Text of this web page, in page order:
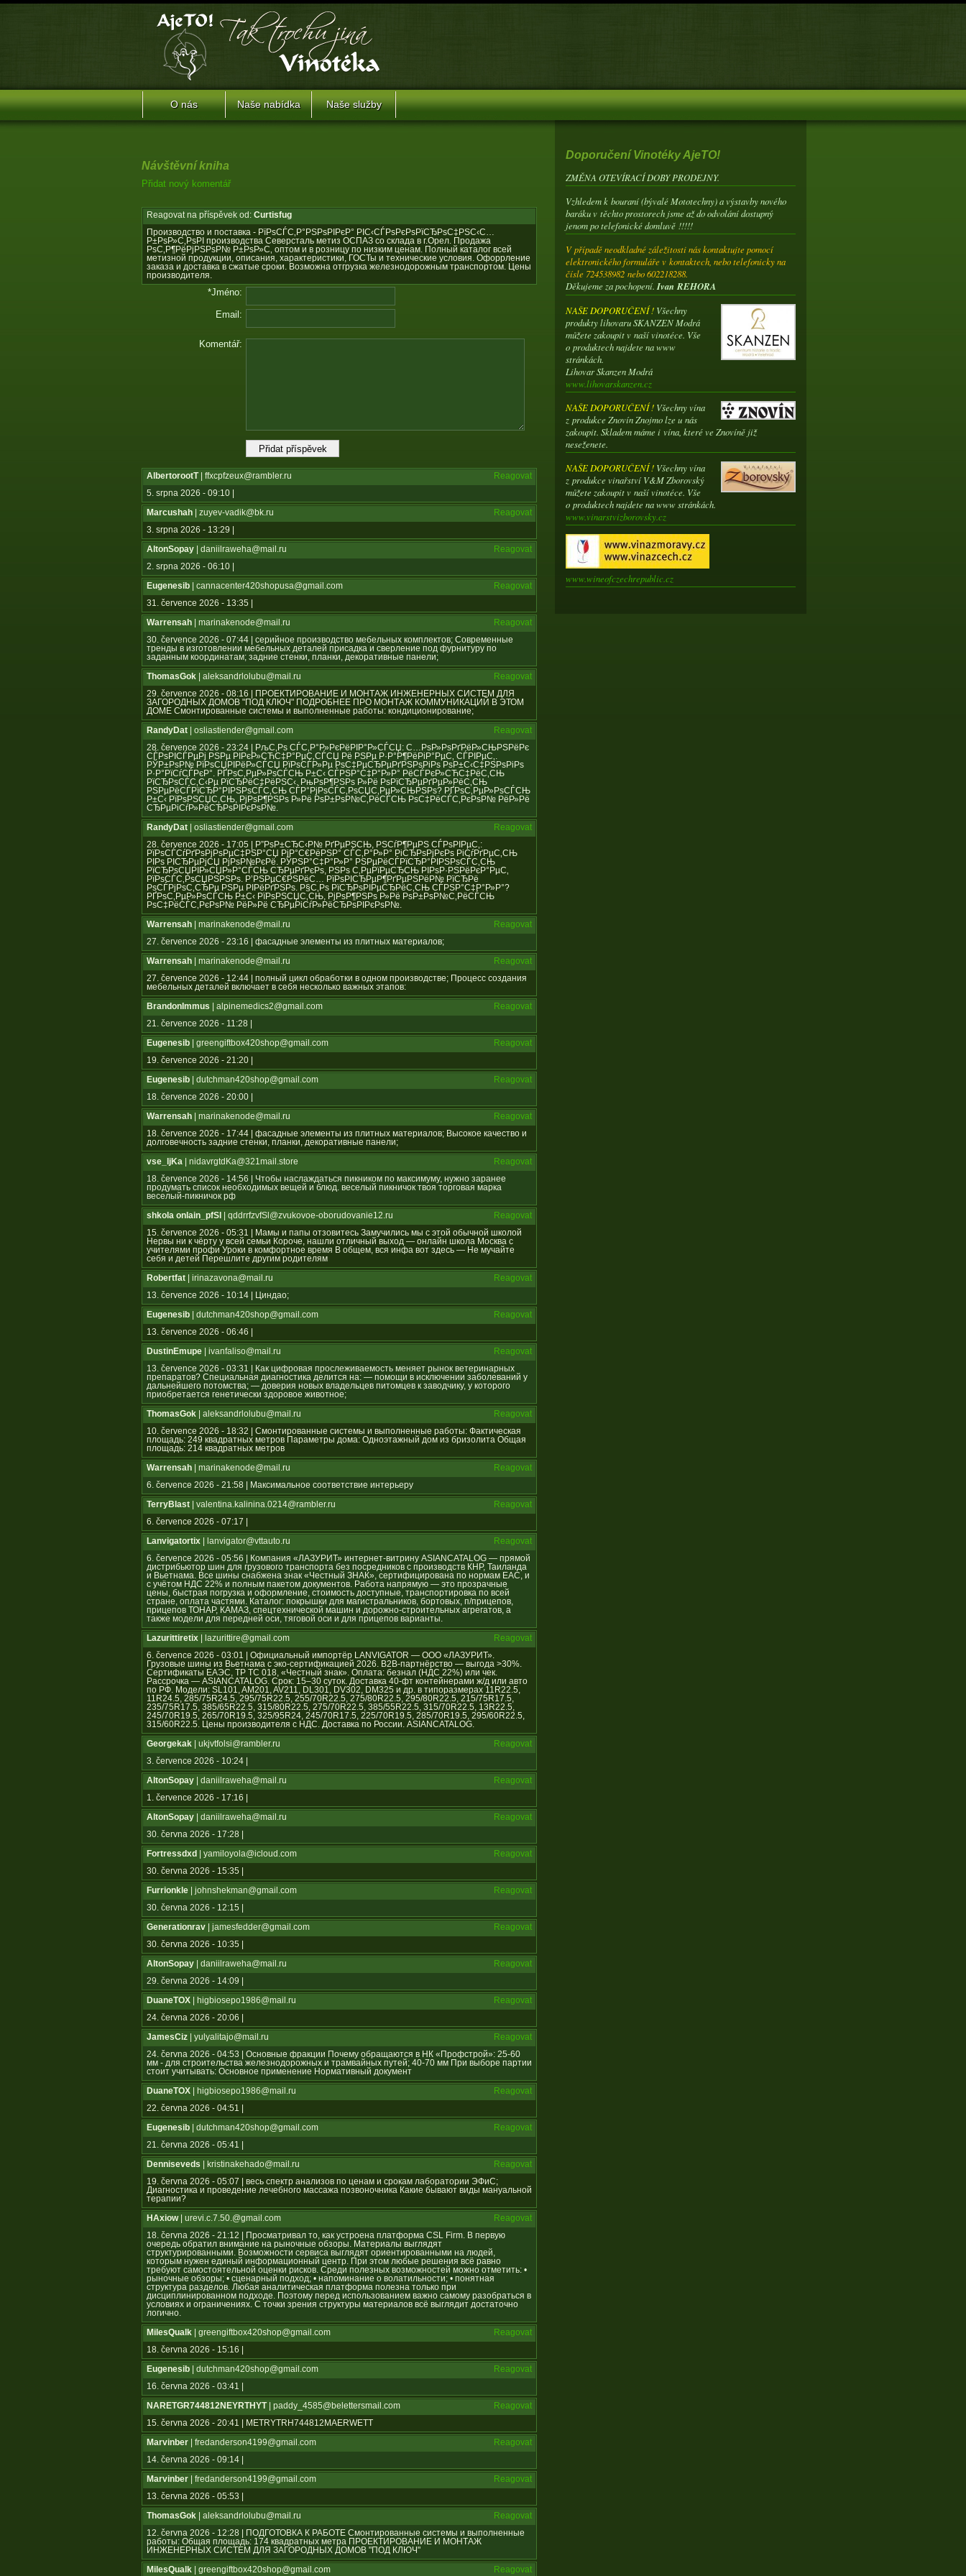
O nás Naše nabídka Naše služby
Návštěvní kniha
Přidat nový komentář
Reagovat na příspěvek od: Curtisfug
Производство и поставка - РїРѕСЃС‚Р°РЅРѕРІРєР° РІС‹СЃРѕРєРѕРїСЂРѕС‡РЅС‹С…
Р±РѕР»С‚РѕРІ производства Северсталь метиз ОСПАЗ со склада в г.Орел. Продажа
РѕС‚Р¶РёРјРЅРѕР№ Р±РѕР»С‚ оптом и в розницу по низким ценам. Полный каталог всей
метизной продукции, описания, характеристики, ГОСТы и технические условия. Офоррление
заказа и доставка в сжатые сроки. Возможна отгрузка железнодорожным транспортом. Цены
производителя.
*Jméno:
Email:
Komentář:
AlbertorootT| ffxcpfzeux@rambler.ru
Reagovat
5. srpna 2026 - 09:10 |
Marcushah | zuyev-vadik@bk.ru
Reagovat
3. srpna 2026 - 13:29 |
AltonSopay | daniilraweha@mail.ru
Reagovat
2. srpna 2026 - 06:10 |
Eugenesib | cannacenter420shopusa@gmail.com
Reagovat
31. července 2026 - 13:35 |
Warrensah | marinakenode@mail.ru
Reagovat
30. července 2026 - 07:44 | серийное производство мебельных комплектов; Современные
тренды в изготовлении мебельных деталей присадка и сверление под фурнитуру по
заданным координатам; задние стенки, планки, декоративные панели;
ThomasGok | aleksandrlolubu@mail.ru
Reagovat
29. července 2026 - 08:16 | ПРОЕКТИРОВАНИЕ И МОНТАЖ ИНЖЕНЕРНЫХ СИСТЕМ ДЛЯ
ЗАГОРОДНЫХ ДОМОВ "ПОД КЛЮЧ" ПОДРОБНЕЕ ПРО МОНТАЖ КОММУНИКАЦИЙ В ЭТОМ
ДОМЕ Смонтированные системы и выполненные работы: кондиционирование;
RandyDat | osliastiender@gmail.com
Reagovat
28. července 2026 - 23:24 | РљС‚Рѕ СЃС‚Р°Р»РєРёРІР°Р»СЃСЏ: С…РѕР»РѕРґРёР»СЊРЅРёРє
СЃРѕРІСЃРµРј РЅРµ РІРєР»СЋС‡Р°РµС‚СЃСЏ Рё РЅРµ Р·Р°Р¶РёРіР°РµС‚ СЃРІРµС‚.
РЎР±РѕР№ РїРѕСЏРІРёР»СЃСЏ РїРѕСЃР»Рµ РѕС‡РµСЂРµРґРЅРѕРіРѕ РѕР±С‹С‡РЅРѕРіРѕ
Р·Р°РїСѓСЃРєР°. РҐРѕС‚РµР»РѕСЃСЊ Р±С‹ СЃРЅР°С‡Р°Р»Р° РёСЃРєР»СЋС‡РёС‚СЊ
РїСЂРѕСЃС‚С‹Рµ РїСЂРёС‡РёРЅС‹. РњРѕР¶РЅРѕ Р»Рё РѕРїСЂРµРґРµР»РёС‚СЊ
РЅРµРёСЃРїСЂР°РІРЅРѕСЃС‚СЊ СЃР°РјРѕСЃС‚РѕСЏС‚РµР»СЊРЅРѕ? РҐРѕС‚РµР»РѕСЃСЊ
Р±С‹ РїРѕРЅСЏС‚СЊ, РјРѕР¶РЅРѕ Р»Рё РѕР±РѕР№С‚РёСЃСЊ РѕС‡РёСЃС‚РєРѕР№ РёР»Рё
СЂРµРіСѓР»РёСЂРѕРІРєРѕР№.
RandyDat | osliastiender@gmail.com
Reagovat
28. července 2026 - 17:05 | Р”РѕР±СЂС‹Р№ РґРµРЅСЊ, РЅСѓР¶РµРЅ СЃРѕРІРµС‚:
РїРѕСЃСѓРґРѕРјРѕРµС‡РЅР°СЏ РјР°С€РёРЅР° СЃС‚Р°Р»Р° РіСЂРѕРјРєРѕ РіСѓРґРµС‚СЊ
РІРѕ РІСЂРµРјСЏ РјРѕР№РєРё. РЎРЅР°С‡Р°Р»Р° РЅРµРёСЃРїСЂР°РІРЅРѕСЃС‚СЊ
РїСЂРѕСЏРІР»СЏР»Р°СЃСЊ СЂРµРґРєРѕ, РЅРѕ С‚РµРїРµСЂСЊ РІРѕР·РЅРёРєР°РµС‚
РїРѕСЃС‚РѕСЏРЅРЅРѕ. Р’РЅРµС€РЅРёС… РїРѕРІСЂРµР¶РґРµРЅРёР№ РїСЂРё
РѕСЃРјРѕС‚СЂРµ РЅРµ РІРёРґРЅРѕ. Р§С‚Рѕ РїСЂРѕРІРµСЂРёС‚СЊ СЃРЅР°С‡Р°Р»Р°?
РҐРѕС‚РµР»РѕСЃСЊ Р±С‹ РїРѕРЅСЏС‚СЊ, РјРѕР¶РЅРѕ Р»Рё РѕР±РѕР№С‚РёСЃСЊ
РѕС‡РёСЃС‚РєРѕР№ РёР»Рё СЂРµРіСѓР»РёСЂРѕРІРєРѕР№.
Warrensah | marinakenode@mail.ru
Reagovat
27. července 2026 - 23:16 | фасадные элементы из плитных материалов;
Warrensah | marinakenode@mail.ru
Reagovat
27. července 2026 - 12:44 | полный цикл обработки в одном производстве; Процесс создания
мебельных деталей включает в себя несколько важных этапов:
BrandonImmus | alpinemedics2@gmail.com
Reagovat
21. července 2026 - 11:28 |
Eugenesib | greengiftbox420shop@gmail.com
Reagovat
19. července 2026 - 21:20 |
Eugenesib | dutchman420shop@gmail.com
Reagovat
18. července 2026 - 20:00 |
Warrensah | marinakenode@mail.ru
Reagovat
18. července 2026 - 17:44 | фасадные элементы из плитных материалов; Высокое качество и
долговечность задние стенки, планки, декоративные панели;
vse_ljKa | nidavrgtdKa@321mail.store
Reagovat
18. července 2026 - 14:56 | Чтобы наслаждаться пикником по максимуму, нужно заранее
продумать список необходимых вещей и блюд. веселый пикничок твоя торговая марка
веселый-пикничок рф
shkola onlain_pfSl | qddrrfzvfSl@zvukovoe-oborudovanie12.ru
Reagovat
15. července 2026 - 05:31 | Мамы и папы отзовитесь Замучились мы с этой обычной школой
Нервы ни к чёрту у всей семьи Короче, нашли отличный выход — онлайн школа Москва с
учителями профи Уроки в комфортное время В общем, вся инфа вот здесь — Не мучайте
себя и детей Перешлите другим родителям
Robertfat | irinazavona@mail.ru
Reagovat
13. července 2026 - 10:14 | Циндао;
Eugenesib | dutchman420shop@gmail.com
Reagovat
13. července 2026 - 06:46 |
DustinEmupe | ivanfaliso@mail.ru
Reagovat
13. července 2026 - 03:31 | Как цифровая прослеживаемость меняет рынок ветеринарных
препаратов? Специальная диагностика делится на: — помощи в исключении заболеваний у
дальнейшего потомства; — доверия новых владельцев питомцев к заводчику, у которого
приобретается генетически здоровое животное;
ThomasGok | aleksandrlolubu@mail.ru
Reagovat
10. července 2026 - 18:32 | Смонтированные системы и выполненные работы: Фактическая
площадь: 249 квадратных метров Параметры дома: Одноэтажный дом из бризолита Общая
площадь: 214 квадратных метров
Warrensah | marinakenode@mail.ru
Reagovat
6. července 2026 - 21:58 | Максимальное соответствие интерьеру
TerryBlast | valentina.kalinina.0214@rambler.ru
Reagovat
6. července 2026 - 07:17 |
Lanvigatortix | lanvigator@vttauto.ru
Reagovat
6. července 2026 - 05:56 | Компания «ЛАЗУРИТ» интернет-витрину ASIANCATALOG — прямой
дистрибьютор шин для грузового транспорта без посредников с производств КНР, Таиланда
и Вьетнама. Все шины снабжена знак «Честный ЗНАК», сертифицирована по нормам ЕАС, и
с учётом НДС 22% и полным пакетом документов. Работа напрямую — это прозрачные
цены, быстрая погрузка и оформление, стоимость доступные, транспортировка по всей
стране, оплата частями. Каталог: покрышки для магистральников, бортовых, п/прицепов,
прицепов ТОНАР, КАМАЗ, спецтехнической машин и дорожно-строительных агрегатов, а
также модели для передней оси, тяговой оси и для прицепов варианты.
Lazurittiretix | lazurittire@gmail.com
Reagovat
6. července 2026 - 03:01 | Официальный импортёр LANVIGATOR — ООО «ЛАЗУРИТ».
Грузовые шины из Вьетнама с эко-сертификацией 2026. B2B-партнёрство — выгода >30%.
Сертификаты ЕАЭС, ТР ТС 018, «Честный знак». Оплата: безнал (НДС 22%) или чек.
Рассрочка — ASIANCATALOG. Срок: 15–30 суток. Доставка 40-фт контейнерами ж/д или авто
по РФ. Модели: SL101, AM201, AV211, DL301, DV302, DM325 и др. в типоразмерах 11R22.5,
11R24.5, 285/75R24.5, 295/75R22.5, 255/70R22.5, 275/80R22.5, 295/80R22.5, 215/75R17.5,
235/75R17.5, 385/65R22.5, 315/80R22.5, 275/70R22.5, 385/55R22.5, 315/70R22.5, 13R22.5,
245/70R19.5, 265/70R19.5, 325/95R24, 245/70R17.5, 225/70R19.5, 285/70R19.5, 295/60R22.5,
315/60R22.5. Цены производителя с НДС. Доставка по России. ASIANCATALOG.
Georgekak | ukjvtfolsi@rambler.ru
Reagovat
3. července 2026 - 10:24 |
AltonSopay | daniilraweha@mail.ru
Reagovat
1. července 2026 - 17:16 |
AltonSopay | daniilraweha@mail.ru
Reagovat
30. června 2026 - 17:28 |
Fortressdxd | yamiloyola@icloud.com
Reagovat
30. června 2026 - 15:35 |
Furrionkle | johnshekman@gmail.com
Reagovat
30. června 2026 - 12:15 |
Generationrav | jamesfedder@gmail.com
Reagovat
30. června 2026 - 10:35 |
AltonSopay | daniilraweha@mail.ru
Reagovat
29. června 2026 - 14:09 |
DuaneTOX | higbiosepo1986@mail.ru
Reagovat
24. června 2026 - 20:06 |
JamesCiz | yulyalitajo@mail.ru
Reagovat
24. června 2026 - 04:53 | Основные фракции Почему обращаются в НК «Профстрой»: 25-60
мм - для строительства железнодорожных и трамвайных путей; 40-70 мм При выборе партии
стоит учитывать: Основное применение Нормативный документ
DuaneTOX | higbiosepo1986@mail.ru
Reagovat
22. června 2026 - 04:51 |
Eugenesib | dutchman420shop@gmail.com
Reagovat
21. června 2026 - 05:41 |
Denniseveds | kristinakehado@mail.ru
Reagovat
19. června 2026 - 05:07 | весь спектр анализов по ценам и срокам лаборатории ЭФиС;
Диагностика и проведение лечебного массажа позвоночника Какие бывают виды мануальной
терапии?
HAxiow| urevi.c.7.50.@gmail.com
Reagovat
18. června 2026 - 21:12 | Просматривал то, как устроена платформа CSL Firm. В первую
очередь обратил внимание на рыночные обзоры. Материалы выглядят
структурированными. Возможности сервиса выглядят ориентированными на людей,
которым нужен единый информационный центр. При этом любые решения всё равно
требуют самостоятельной оценки рисков. Среди полезных возможностей можно отметить: •
рыночные обзоры; • сценарный подход; • напоминание о волатильности; • понятная
структура разделов. Любая аналитическая платформа полезна только при
дисциплинированном подходе. Поэтому перед использованием важно самому разобраться в
условиях и ограничениях. С точки зрения структуры материалов всё выглядит достаточно
логично.
MilesQualk | greengiftbox420shop@gmail.com
Reagovat
18. června 2026 - 15:16 |
Eugenesib | dutchman420shop@gmail.com
Reagovat
16. června 2026 - 03:41 |
NARETGR744812NEYRTHYT| paddy_4585@belettersmail.com
Reagovat
15. června 2026 - 20:41 | METRYTRH744812MAERWETT
Marvinber | fredanderson4199@gmail.com
Reagovat
14. června 2026 - 09:14 |
Marvinber | fredanderson4199@gmail.com
Reagovat
13. června 2026 - 05:53 |
ThomasGok | aleksandrlolubu@mail.ru
Reagovat
12. června 2026 - 12:28 | ПОДГОТОВКА К РАБОТЕ Смонтированные системы и выполненные
работы: Общая площадь: 174 квадратных метра ПРОЕКТИРОВАНИЕ И МОНТАЖ
ИНЖЕНЕРНЫХ СИСТЕМ ДЛЯ ЗАГОРОДНЫХ ДОМОВ "ПОД КЛЮЧ"
MilesQualk | greengiftbox420shop@gmail.com Reagovat
Doporučení Vinotéky AjeTO!
ZMĚNA OTEVÍRACÍ DOBY PRODEJNY.
Vzhledem k bouraní (bývalé Mototechny) a výstavby nového
baráku v těchto prostorech jsme až do odvolání dostupný
jenom po telefonické domluvě !!!!!
V případě neodkladné záležitosti nás kontaktujte pomocí
elektronického formuláře v kontaktech, nebo telefonicky na
čísle 724538982 nebo 602218288.
Děkujeme za pochopení. Ivan REHORA
NAŠE DOPORUČENÍ ! Všechny
produkty lihovaru SKANZEN Modrá
můžete zakoupit v naší vinotéce. Vše
o produktech najdete na www
stránkách.
Lihovar Skanzen Modrá
www.lihovarskanzen.cz
NAŠE DOPORUČENÍ ! Všechny vína
z produkce Znovín Znojmo lze u nás
zakoupit. Skladem máme i vína, které ve Znovíně již
neseženete.
NAŠE DOPORUČENÍ ! Všechny vína
z produkce vinařství V&M Zborovský
můžete zakoupit v naší vinotéce. Vše
o produktech najdete na www stránkách.
www.vinarstvizborovsky.cz
www.wineofczechrepublic.cz